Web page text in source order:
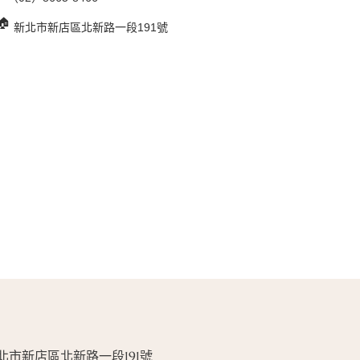
新北市新店區北新路一段191號
市新店區北新路一段191號